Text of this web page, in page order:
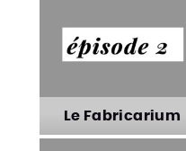
Le Souffle du Nord
Le Fabricarium